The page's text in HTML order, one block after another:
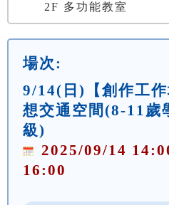
2F 多功能教室
場次:
9/14(日)【創作工
想交通空間(8-11歲
級)
2025/09/14
16:00